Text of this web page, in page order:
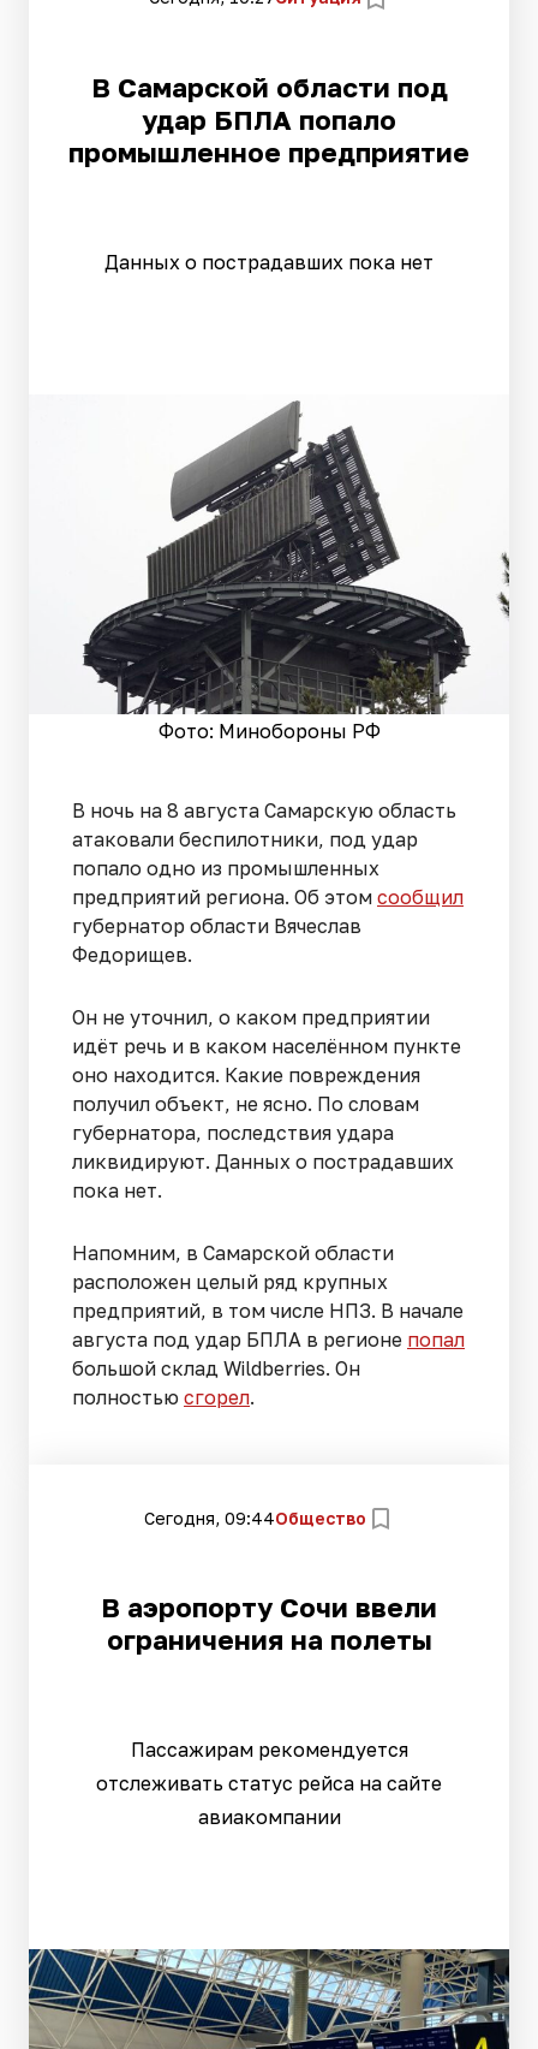
В Самарской области под
удар БПЛА попало
промышленное предприятие
Данных о пострадавших пока нет
Фото: Минобороны РФ
В ночь на 8 августа Самарскую область
атаковали беспилотники, под удар
попало одно из промышленных
предприятий региона. Об этом сообщил
губернатор области Вячеслав
Федорищев.
Он не уточнил, о каком предприятии
идёт речь и в каком населённом пункте
оно находится. Какие повреждения
получил объект, не ясно. По словам
губернатора, последствия удара
ликвидируют. Данных о пострадавших
пока нет.
Напомним, в Самарской области
расположен целый ряд крупных
предприятий, в том числе НПЗ. В начале
августа под удар БПЛА в регионе попал
большой склад Wildberries. Он
полностью сгорел.
Сегодня, 09:44Общество
В аэропорту Сочи ввели
ограничения на полеты
Пассажирам рекомендуется
отслеживать статус рейса на сайте
авиакомпании